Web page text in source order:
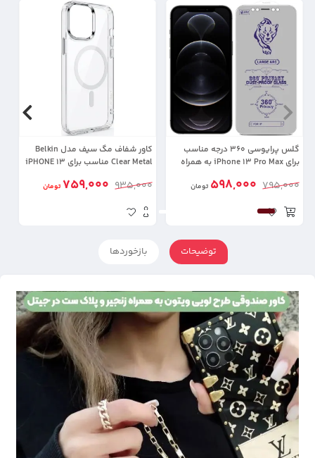
25%
گلس پرایوسی 360 درجه مناسب
برای iPhone 13 Pro Max به همراه
795,000
598,000 تومان
کاور شفاف مگ سیف مدل Belkin
Clear Metal مناسب برای iPHONE 13
935,000
759,000 تومان
توضیحات بازخوردها